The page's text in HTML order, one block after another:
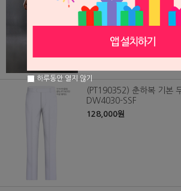
(PT190352) 춘하복 기본
DW4030-SSF
128,000원
하루동안 열지 않기